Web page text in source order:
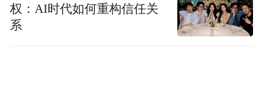
权：AI时代如何重构信任关
系